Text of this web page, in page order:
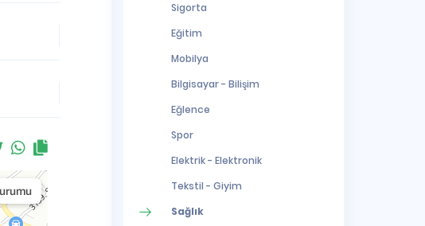
Sigorta
Eğitim
Mobilya
Bilgisayar - Bilişim
Eğlence
Spor
Elektrik - Elektronik
Tekstil - Giyim
Sağlık